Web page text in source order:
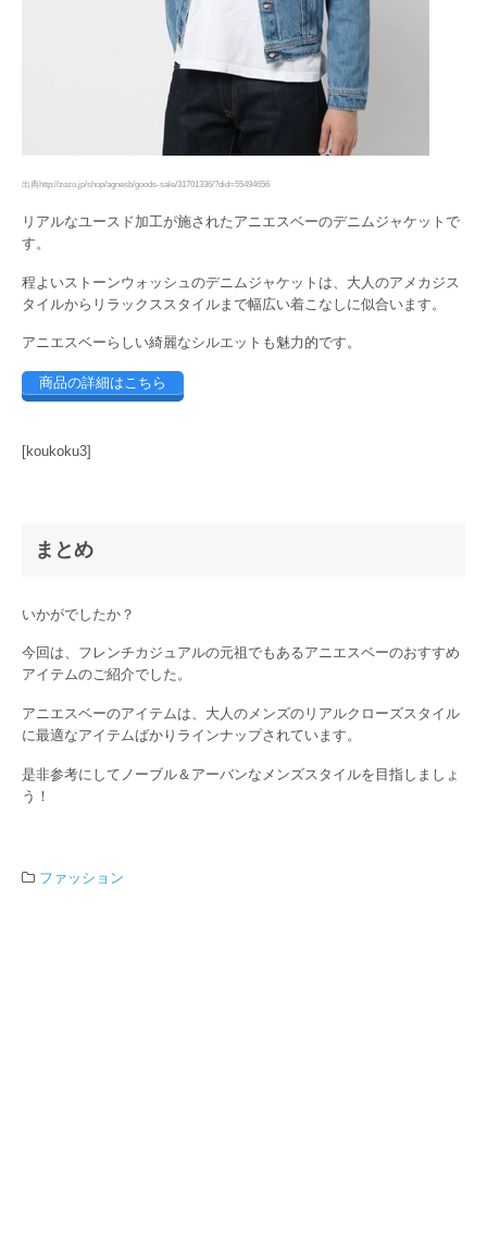
出典http://zozo.jp/shop/agnesb/goods-sale/31701336/?did=55494656
リアルなユースド加工が施されたアニエスベーのデニムジャケットで
す。
程よいストーンウォッシュのデニムジャケットは、大人のアメカジス
タイルからリラックススタイルまで幅広い着こなしに似合います。
アニエスベーらしい綺麗なシルエットも魅力的です。
商品の詳細はこちら
[koukoku3]
まとめ
いかがでしたか？
今回は、フレンチカジュアルの元祖でもあるアニエスベーのおすすめ
アイテムのご紹介でした。
アニエスベーのアイテムは、大人のメンズのリアルクローズスタイル
に最適なアイテムばかりラインナップされています。
是非参考にしてノーブル＆アーバンなメンズスタイルを目指しましょ
う！
ファッション